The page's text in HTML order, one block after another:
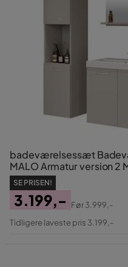
badeværelsessæt
MALO Armatur version 2
SE PRISEN!
Pris
3.199,-
Original
Før3.999,-
Tidligere laveste pris 3.199,-